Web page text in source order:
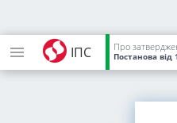
ІПС Про
Постанова від